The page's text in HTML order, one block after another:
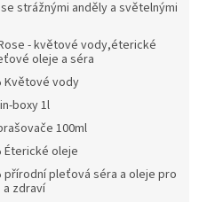
strážnými anděly a světelnými
- květové vody,éterické
oleje a séra
Květové vody
boxy 1l
100ml
Éterické oleje
přírodní pleťová séra a oleje pro
a zdraví